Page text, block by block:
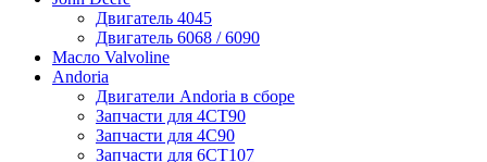
Двигатель 4045
Двигатель 6068 / 6090
Масло Valvoline
Andoria
Двигатели Andoria в сборе
Запчасти для 4CT90
Запчасти для 4С90
Запчасти для 6CT107